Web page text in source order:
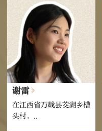
谢雷
在江西省万载县茭湖乡槽
头村，..